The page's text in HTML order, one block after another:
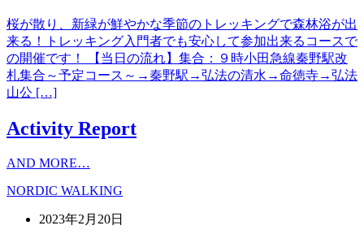
桜が散り、新緑が鮮やかな季節のトレッキングで森林浴が出
来る！トレッキング入門者でも安心して参加出来るコースで
の開催です！ 【当日の流れ】集合：９時小田急線秦野駅改
札集合～予定コース～→秦野駅→弘法の清水→命徳寺→弘法
山公 […]
Activity Report
AND MORE…
NORDIC WALKING
2023年2月20日